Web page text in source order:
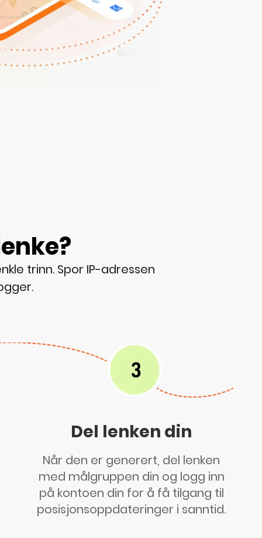
trinn. Spor IP-adressen
Del lenken din
Når den er generert, del lenken
med målgruppen din og logg inn
på kontoen din for å få tilgang til
posisjonsoppdateringer i sanntid.